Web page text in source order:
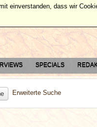
SPECIALS
Erweiterte Suche
einverstanden, dass wir